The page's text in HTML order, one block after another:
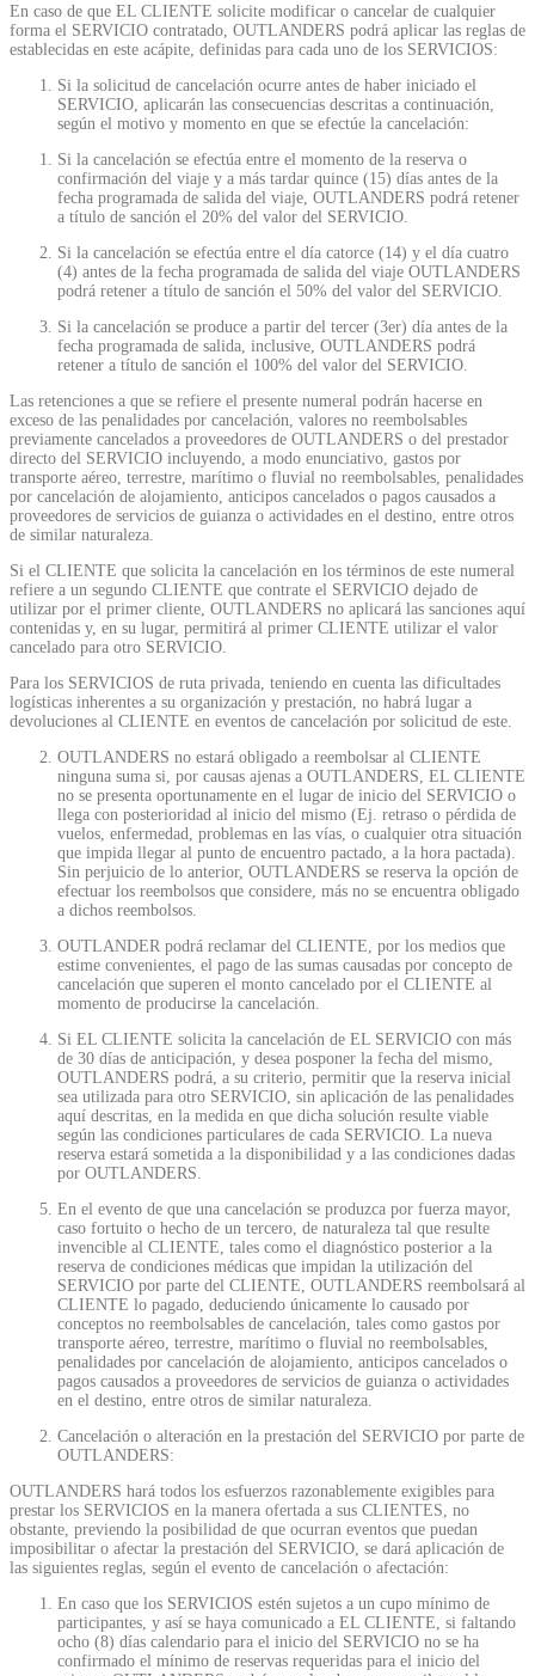
En caso de que EL CLIENTE solicite modificar o cancelar de cualquier
forma el SERVICIO contratado, OUTLANDERS podrá aplicar las reglas de
establecidas en este acápite, definidas para cada uno de los SERVICIOS:
Si la solicitud de cancelación ocurre antes de haber iniciado el
SERVICIO, aplicarán las consecuencias descritas a continuación,
según el motivo y momento en que se efectúe la cancelación:
Si la cancelación se efectúa entre el momento de la reserva o
confirmación del viaje y a más tardar quince (15) días antes de la
fecha programada de salida del viaje, OUTLANDERS podrá retener
a título de sanción el 20% del valor del SERVICIO.
Si la cancelación se efectúa entre el día catorce (14) y el día cuatro
(4) antes de la fecha programada de salida del viaje OUTLANDERS
podrá retener a título de sanción el 50% del valor del SERVICIO.
Si la cancelación se produce a partir del tercer (3er) día antes de la
fecha programada de salida, inclusive, OUTLANDERS podrá
retener a título de sanción el 100% del valor del SERVICIO.
Las retenciones a que se refiere el presente numeral podrán hacerse en
exceso de las penalidades por cancelación, valores no reembolsables
previamente cancelados a proveedores de OUTLANDERS o del prestador
directo del SERVICIO incluyendo, a modo enunciativo, gastos por
transporte aéreo, terrestre, marítimo o fluvial no reembolsables, penalidades
por cancelación de alojamiento, anticipos cancelados o pagos causados a
proveedores de servicios de guianza o actividades en el destino, entre otros
de similar naturaleza.
Si el CLIENTE que solicita la cancelación en los términos de este numeral
refiere a un segundo CLIENTE que contrate el SERVICIO dejado de
utilizar por el primer cliente, OUTLANDERS no aplicará las sanciones aquí
contenidas y, en su lugar, permitirá al primer CLIENTE utilizar el valor
cancelado para otro SERVICIO.
Para los SERVICIOS de ruta privada, teniendo en cuenta las dificultades
logísticas inherentes a su organización y prestación, no habrá lugar a
devoluciones al CLIENTE en eventos de cancelación por solicitud de este.
OUTLANDERS no estará obligado a reembolsar al CLIENTE
ninguna suma si, por causas ajenas a OUTLANDERS, EL CLIENTE
no se presenta oportunamente en el lugar de inicio del SERVICIO o
llega con posterioridad al inicio del mismo (Ej. retraso o pérdida de
vuelos, enfermedad, problemas en las vías, o cualquier otra situación
que impida llegar al punto de encuentro pactado, a la hora pactada).
Sin perjuicio de lo anterior, OUTLANDERS se reserva la opción de
efectuar los reembolsos que considere, más no se encuentra obligado
a dichos reembolsos.
OUTLANDER podrá reclamar del CLIENTE, por los medios que
estime convenientes, el pago de las sumas causadas por concepto de
cancelación que superen el monto cancelado por el CLIENTE al
momento de producirse la cancelación.
Si EL CLIENTE solicita la cancelación de EL SERVICIO con más
de 30 días de anticipación, y desea posponer la fecha del mismo,
OUTLANDERS podrá, a su criterio, permitir que la reserva inicial
sea utilizada para otro SERVICIO, sin aplicación de las penalidades
aquí descritas, en la medida en que dicha solución resulte viable
según las condiciones particulares de cada SERVICIO. La nueva
reserva estará sometida a la disponibilidad y a las condiciones dadas
por OUTLANDERS.
En el evento de que una cancelación se produzca por fuerza mayor,
caso fortuito o hecho de un tercero, de naturaleza tal que resulte
invencible al CLIENTE, tales como el diagnóstico posterior a la
reserva de condiciones médicas que impidan la utilización del
SERVICIO por parte del CLIENTE, OUTLANDERS reembolsará al
CLIENTE lo pagado, deduciendo únicamente lo causado por
conceptos no reembolsables de cancelación, tales como gastos por
transporte aéreo, terrestre, marítimo o fluvial no reembolsables,
penalidades por cancelación de alojamiento, anticipos cancelados o
pagos causados a proveedores de servicios de guianza o actividades
en el destino, entre otros de similar naturaleza.
Cancelación o alteración en la prestación del SERVICIO por parte de
OUTLANDERS:
OUTLANDERS hará todos los esfuerzos razonablemente exigibles para
prestar los SERVICIOS en la manera ofertada a sus CLIENTES, no
obstante, previendo la posibilidad de que ocurran eventos que puedan
imposibilitar o afectar la prestación del SERVICIO, se dará aplicación de
las siguientes reglas, según el evento de cancelación o afectación:
En caso que los SERVICIOS estén sujetos a un cupo mínimo de
participantes, y así se haya comunicado a EL CLIENTE, si faltando
ocho (8) días calendario para el inicio del SERVICIO no se ha
confirmado el mínimo de reservas requeridas para el inicio del